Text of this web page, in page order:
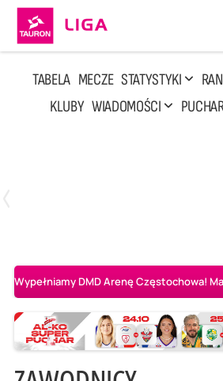
TABELA MECZE STATYSTYKI
KLUBY WIADOMOŚCI
Wypełniamy DMD Arenę Częstochowa!